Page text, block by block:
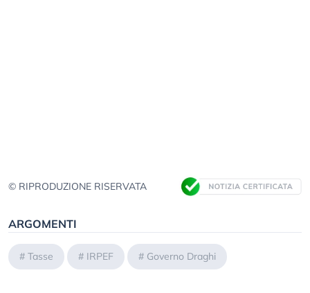
© RIPRODUZIONE RISERVATA
ARGOMENTI
# Tasse # IRPEF # Governo Draghi